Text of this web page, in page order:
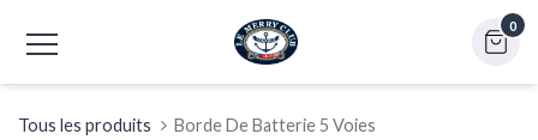
0
Tous les produits Borde De Batterie 5 Voies